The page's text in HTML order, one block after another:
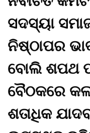
ସଦସ୍ୟା
ନିଷ୍ଠାପର
ବୋଲି ଶପଥ
ବୈଠକରେ
ଶତାଧିକ